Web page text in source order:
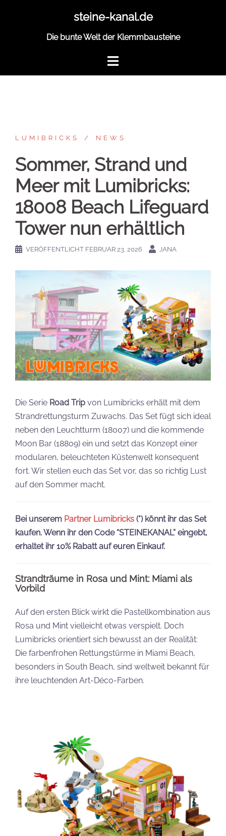
steine-kanal.de
Die bunte Welt der Klemmbausteine
LUMIBRICKS NEWS
Sommer, Strand und
Meer mit Lumibricks:
18008 Beach Lifeguard
Tower nun erhältlich
VERÖFFENTLICHT FEBRUAR 23, 2026 JANA
Die Serie Road Trip von Lumibricks erhält mit dem
Strandrettungsturm Zuwachs. Das Set fügt sich ideal
neben den Leuchtturm (18007) und die kommende
Moon Bar (18809) ein und setzt das Konzept einer
modularen, beleuchteten Küstenwelt konsequent
fort. Wir stellen euch das Set vor, das so richtig Lust
auf den Sommer macht.
Bei unserem Partner Lumibricks (*) könnt ihr das Set
kaufen. Wenn ihr den Code “STEINEKANAL” eingebt,
erhaltet ihr 10% Rabatt auf euren Einkauf.
Strandträume in Rosa und Mint: Miami als
Vorbild
Auf den ersten Blick wirkt die Pastellkombination aus
Rosa und Mint vielleicht etwas verspielt. Doch
Lumibricks orientiert sich bewusst an der Realität:
Die farbenfrohen Rettungstürme in Miami Beach,
besonders in South Beach, sind weltweit bekannt für
ihre leuchtenden Art-Déco-Farben.